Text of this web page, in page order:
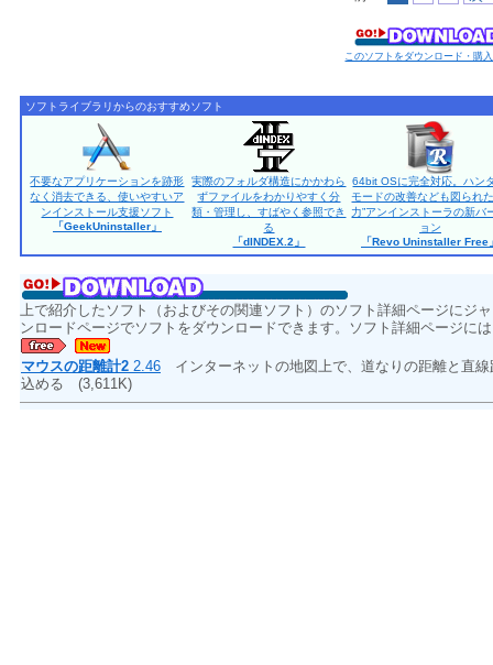
このソフトをダウンロード・購
ソフトライブラリからのおすすめソフト
不要なアプリケーションを跡形
なく消去できる、使いやすいア
ンインストール支援ソフト
「GeekUninstaller」
実際のフォルダ構造にかかわら
ずファイルをわかりやすく分
類・管理し、すばやく参照でき
る
「dINDEX.2」
64bit OSに完全対応。ハン
モードの改善なども図られ
力”アンインストーラの新バ
ョン
「Revo Uninstaller Free
上で紹介したソフト（およびその関連ソフト）のソフト詳細ページにジ
ンロードページでソフトをダウンロードできます。ソフト詳細ページに
マウスの距離計2 2.46 インターネットの地図上で、道なりの距離と直
込める (3,611K)